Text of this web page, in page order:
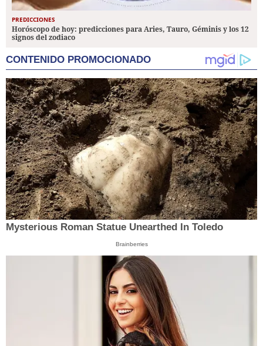
PREDICCIONES
Horóscopo de hoy: predicciones para Aries, Tauro, Géminis y los 12
signos del zodiaco
CONTENIDO PROMOCIONADO
Mysterious Roman Statue Unearthed In Toledo
Brainberries